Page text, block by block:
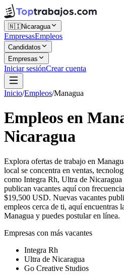
🇳🇮Nicaragua
EmpresasEmpleos
Candidatos
Empresas
Iniciar sesiónCrear cuenta
Inicio/Empleos/Managua
Empleos en
Nicaragua
Explora ofertas de trabajo en
local se concentra en ventas,
como Integra Rh, Ultra de
publican vacantes aquí con
$19,500 USD. Nuevas vacantes
empleos cerca de ti, aquí encuentras
Managua y puedes postular en línea.
Empresas con más vacantes
Integra Rh
Ultra de Nicaragua
Go Creative Studios